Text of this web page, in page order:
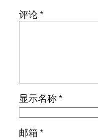
评论*
显示名称*
邮箱*